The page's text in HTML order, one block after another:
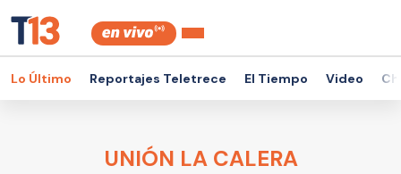
Lo Último Reportajes Teletrece El Tiempo Video
UNIÓN LA CALERA